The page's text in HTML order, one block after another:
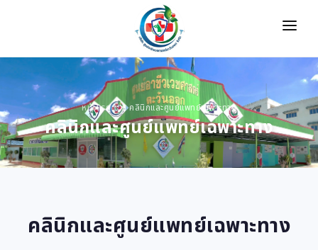
หน้าแรก
เกี่ยวกับเรา
คลินิคและศูนย์แพทย์เฉพาะทาง
แพ็คเกจและโปรโมชัน
ติดต่อเรา
หน้าแรก คลินิกและศูนย์แพทย์เฉพาะทาง
คลินิกและศูนย์แพทย์เฉพาะทาง
คลินิกและศูนย์แพทย์เฉพาะทาง